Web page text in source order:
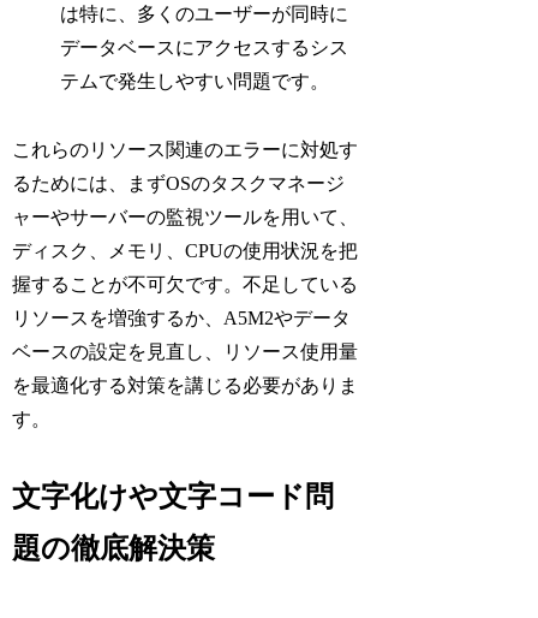
は特に、多くのユーザーが同時に
データベースにアクセスするシス
テムで発生しやすい問題です。
これらのリソース関連のエラーに対処す
るためには、まずOSのタスクマネージ
ャーやサーバーの監視ツールを用いて、
ディスク、メモリ、CPUの使用状況を把
握することが不可欠です。不足している
リソースを増強するか、A5M2やデータ
ベースの設定を見直し、リソース使用量
を最適化する対策を講じる必要がありま
す。
文字化けや文字コード問
題の徹底解決策